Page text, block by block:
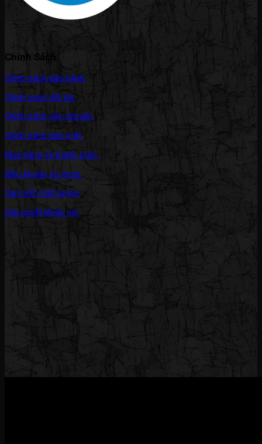
Chính Sách
Chính sách bảo hành.
Chính sách đổi trả.
Chính sách vận chuyển.
Chính sách bảo mật.
Mua hàng và thanh toán.
Điều khoản sử dụng.
Cam kết chất lượng.
Giải quyết khiếu nại.